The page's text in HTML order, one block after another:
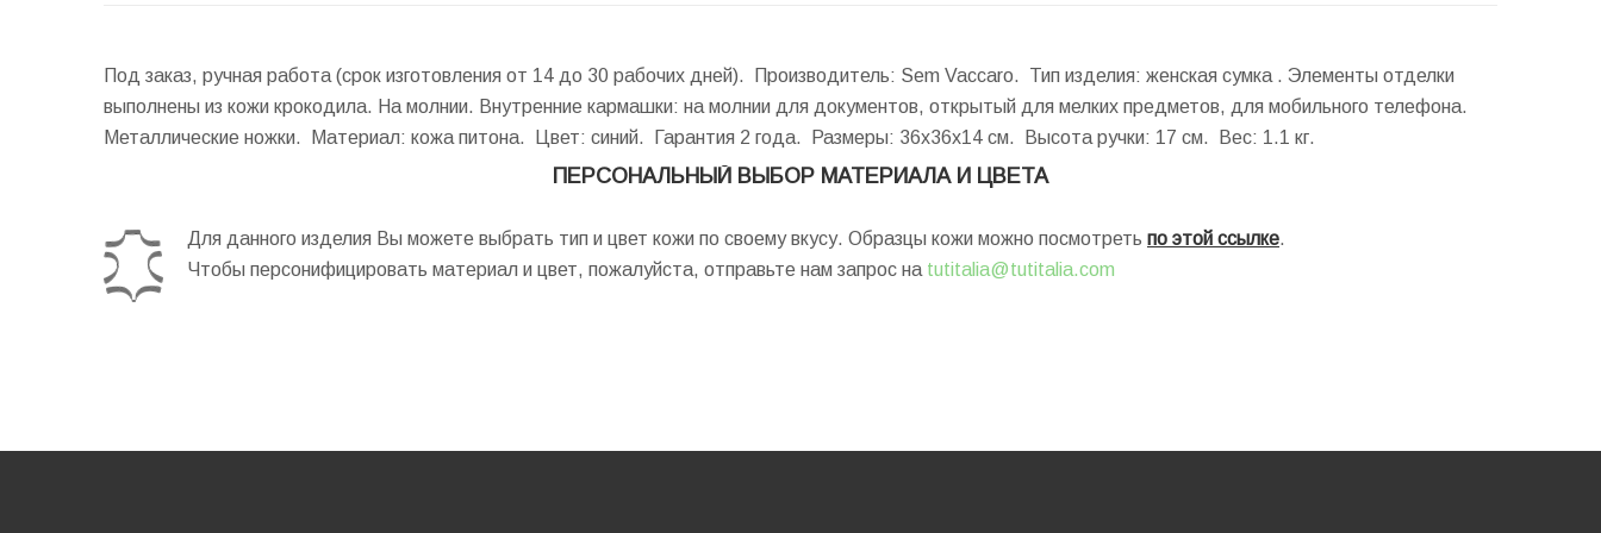
Под заказ, ручная работа (срок изготовления от 14 до 30 рабочих дней). Производитель: Sem Vaccaro. Тип изделия: женская сумка . Элементы отделки
выполнены из кожи крокодила. На молнии. Внутренние кармашки: на молнии для документов, открытый для мелких предметов, для мобильного телефона.
Металлические ножки. Материал: кожа питона. Цвет: синий. Гарантия 2 года.
Размеры: 36x36x14 см. Высота ручки: 17 см. Вес: 1.1 кг.
ПЕРСОНАЛЬНЫЙ ВЫБОР МАТЕРИАЛА И ЦВЕТА
Для данного изделия Вы можете выбрать тип и цвет кожи по своему вкусу. Образцы кожи можно посмотреть по этой ссылке.
Чтобы персонифицировать материал и цвет, пожалуйста, отправьте нам запрос на tutitalia@tutitalia.com